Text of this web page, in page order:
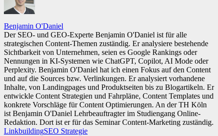
Benjamin O'Daniel
Der SEO- und GEO-Experte Benjamin O'Daniel ist für alle
strategischen Content-Themen zuständig. Er analysiere bestehende
Sichtbarkeit von Unternehmen, seien es Google Rankings oder
Nennungen in KI-Systemen wie ChatGPT, Copilot, AI Mode oder
Perplexity. Benjamin O'Daniel hat ich einen Fokus auf den Content
und auf die Sources bzw. Verlinkungen. Er analysiert vorhandene
Inhalte, von Landingpages und Produktseiten bis zu Blogartikeln. Er
entwickle Content Strategien und Fahrpläne, Content Templates und
konkrete Vorschläge für Content Optimierungen. An der TH Köln
ist Benjamin O'Daniel Lehrbeauftragter im Studiengang Online-
Redaktion. Dort ist er für das Seminar Content-Marketing zuständig.
LinkbuildingSEO Strategie